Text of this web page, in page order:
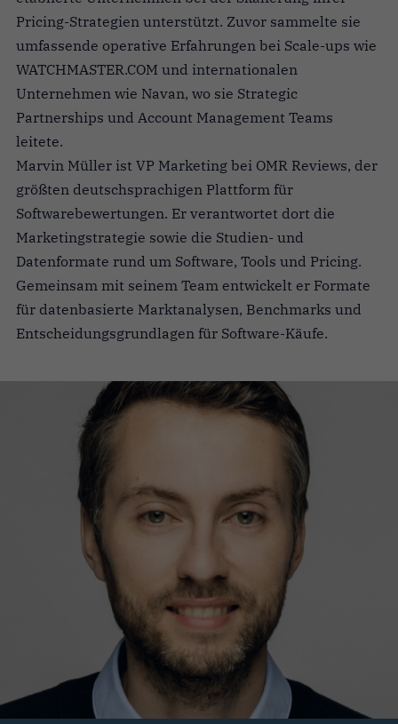
Pricing-Strategien unterstützt. Zuvor sammelte sie
umfassende operative Erfahrungen bei Scale-ups wie
WATCHMASTER.COM und internationalen
Unternehmen wie Navan, wo sie Strategic
Partnerships und Account Management Teams
leitete.
Marvin Müller ist VP Marketing bei OMR Reviews, der
größten deutschsprachigen Plattform für
Softwarebewertungen. Er verantwortet dort die
Marketingstrategie sowie die Studien- und
Datenformate rund um Software, Tools und Pricing.
Gemeinsam mit seinem Team entwickelt er Formate
für datenbasierte Marktanalysen, Benchmarks und
Entscheidungsgrundlagen für Software-Käufe.